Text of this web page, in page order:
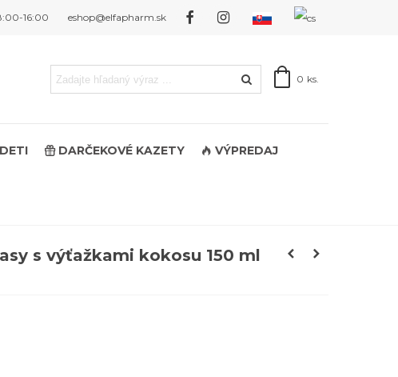
16:00 eshop@elfapharm.sk
0 ks.
DARČEKOVÉ KAZETY
VÝPREDAJ
s výťažkami kokosu 150 ml